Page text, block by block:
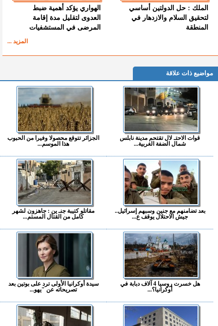
الملك : حل الدولتين أساسي
لتحقيق السلام والازدهار في
المنطقة
الهواري يؤكد أهمية ضبط
العدوى لتقليل مدة إقامة
المرضى في المستشفيات
المزيد ...
مواضيع ذات علاقة
قوات الاحتـ لال تقتحم مدينة نابلس
شمال الضفة الغربية...
الجزائر تتوقع محصولا وفيرا من الحبوب
هذا الموسم...
بعد تضامنهم مع جنين وسبهم إسرائيل..
جيش الاحتلال يوقف ع...
مقاتلو كتيبة جنـ ين : جاهزون لشهر
كامل من القتال المستم...
هل خسرت روسيا 4 آلاف دبابة في
أوكرانيا؟...
سيدة أوكرانيا الأولى ترد على بوتين بعد
تصريحاته عن "يهو...